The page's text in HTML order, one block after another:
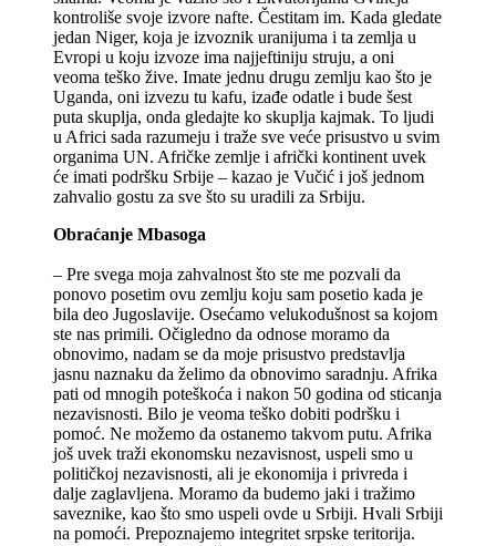
kontroliše svoje izvore nafte. Čestitam im. Kada gledate
jedan Niger, koja je izvoznik uranijuma i ta zemlja u
Evropi u koju izvoze ima najjeftiniju struju, a oni
veoma teško žive. Imate jednu drugu zemlju kao što je
Uganda, oni izvezu tu kafu, izađe odatle i bude šest
puta skuplja, onda gledajte ko skuplja kajmak. To ljudi
u Africi sada razumeju i traže sve veće prisustvo u svim
organima UN. Afričke zemlje i afrički kontinent uvek
će imati podršku Srbije – kazao je Vučić i još jednom
zahvalio gostu za sve što su uradili za Srbiju.
Obraćanje Mbasoga
– Pre svega moja zahvalnost što ste me pozvali da
ponovo posetim ovu zemlju koju sam posetio kada je
bila deo Jugoslavije. Osećamo velukodušnost sa kojom
ste nas primili. Očigledno da odnose moramo da
obnovimo, nadam se da moje prisustvo predstavlja
jasnu naznaku da želimo da obnovimo saradnju. Afrika
pati od mnogih poteškoća i nakon 50 godina od sticanja
nezavisnosti. Bilo je veoma teško dobiti podršku i
pomoć. Ne možemo da ostanemo takvom putu. Afrika
još uvek traži ekonomsku nezavisnost, uspeli smo u
političkoj nezavisnosti, ali je ekonomija i privreda i
dalje zaglavljena. Moramo da budemo jaki i tražimo
saveznike, kao što smo uspeli ovde u Srbiji. Hvali Srbiji
na pomoći. Prepoznajemo integritet srpske teritorija.